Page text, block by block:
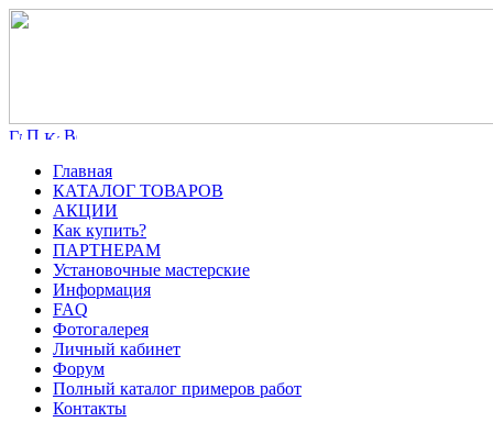
Главная
КАТАЛОГ ТОВАРОВ
АКЦИИ
Как купить?
ПАРТНЕРАМ
Установочные мастерские
Информация
FAQ
Фотогалерея
Личный кабинет
Форум
Полный каталог примеров работ
Контакты